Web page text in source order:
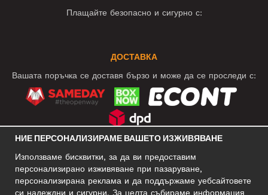
Плащайте безопасно и сигурно с:
ДОСТАВКА
Вашата поръчка се доставя бързо и може да се проследи с:
НИЕ ПЕРСОНАЛИЗИРАМЕ ВАШЕТО ИЗЖИВЯВАНЕ
Използваме бисквитки, за да ви предоставим
персонализирано изживяване при пазаруване,
персонализирана реклама и да поддържаме уебсайтовете
си надеждни и сигурни. За целта събираме информация